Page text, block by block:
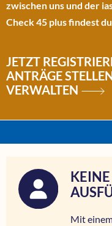
zwischen uns und der
Check 45 plus findest du
JETZT
ANTRÄGE
VERWALTEN
Mit